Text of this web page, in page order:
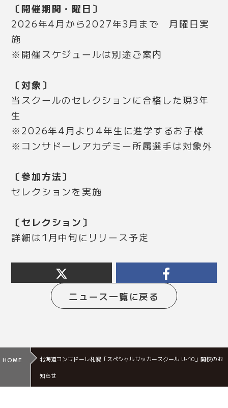
〔開催期間・曜日〕
2026年4月から2027年3月まで 月曜日実
施
※開催スケジュールは別途ご案内
〔対象〕
当スクールのセレクションに合格した現3年
生
※2026年4月より4年生に進学するお子様
※コンサドーレアカデミー所属選手は対象外
〔参加方法〕
セレクションを実施
〔セレクション〕
詳細は1月中旬にリリース予定
ニュース一覧に戻る
HOME 北海道コンサドーレ札幌「スペシャルサッカースクール U-10」開校のお
知らせ